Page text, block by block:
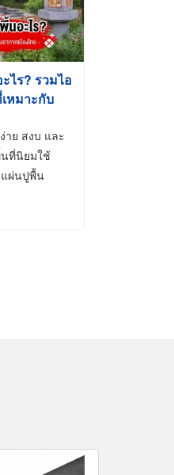
ไร? รวมไอ
หมาะกับ
าย สงบ และ
ที่นิยมใช้
ผ่นปูพื้น